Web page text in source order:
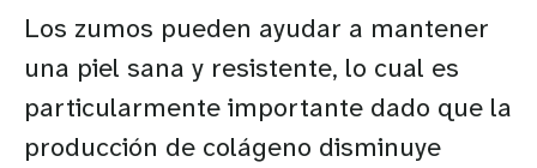
Los zumos pueden ayudar a mantener
una piel sana y resistente, lo cual es
particularmente importante dado que la
producción de colágeno disminuye